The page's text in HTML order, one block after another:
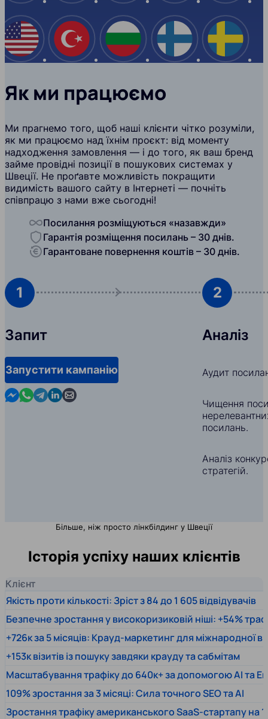
США ТуреччинаБолгарія Фінляндія Швеція
Як ми працюємо
Ми прагнемо того, щоб наші клієнти чітко розуміли,
як ми працюємо над їхнім проєкт: від моменту
надходження замовлення — і до того, як ваш бренд
займе провідні позиції в пошукових системах у
Швеції. Не проґавте можливість покращити
видимість вашого сайту в Інтернеті — почніть
співпрацю з нами вже сьогодні!
Посилання розміщуються «назавжди»
Гарантія розміщення посилань – 30 днів.
Гарантоване повернення коштів – 30 днів.
1
Запит
Запустити кампанію
Contact us in Messenger
Contact us in WhatsApp
Contact us in Telegram
Contact us in Linkedin
Contact us by email
2
Аналіз
Аудит
Чищення
посилань.
Аналіз
стратегій.
Більше, ніж просто лінкбілдинг у Швеції
Історія успіху наших клієнтів
Клієнт
Якість проти кількості: Зріст з 84 до 1 605 відвідувачів
Безпечне зростання у високоризиковій ніші: +54%
+726к за 5 місяців: Крауд-маркетинг для міжнародної
+153к візитів із пошуку завдяки крауду та сабмітам
Масштабування трафіку до 640к+ за допомогою AI та
109% зростання за 3 місяці: Сила точного SEO та AI
Зростання трафіку американського SaaS-стартапу на